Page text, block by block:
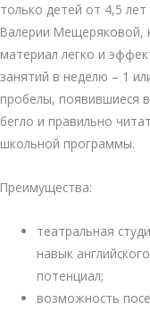
только детей от 4,5
Валерии Мещеряковой,
материал легко и
занятий в неделю – 1
пробелы, появившиеся
бегло и правильно
школьной программы.
Преимущества:
театральная
навык
потенциал;
возможность